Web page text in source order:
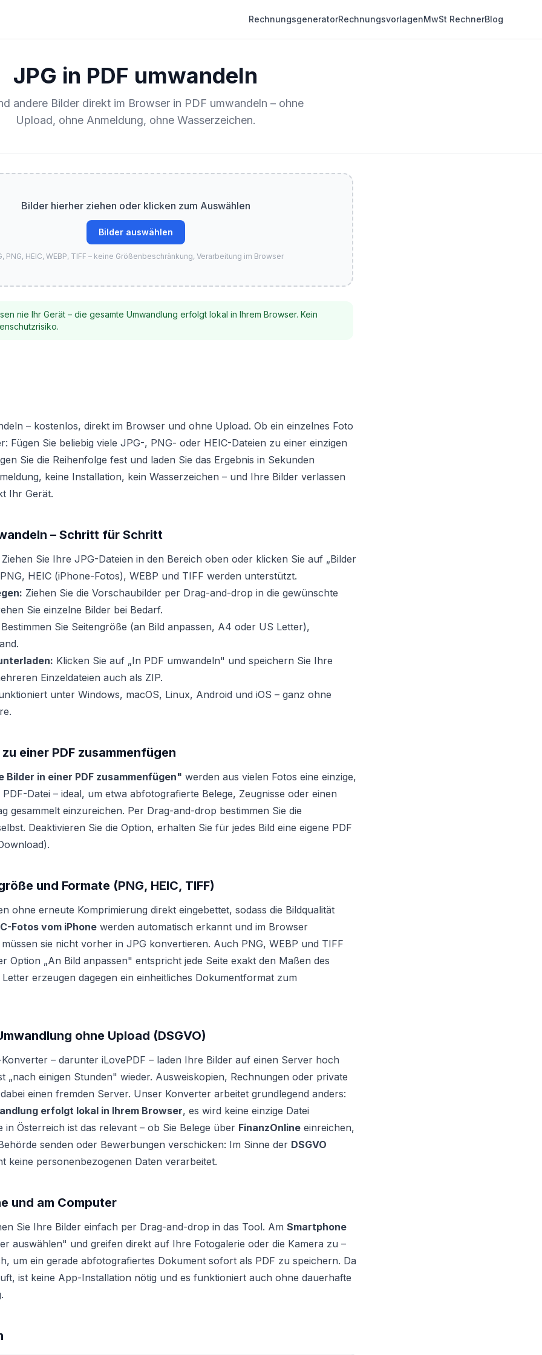
RechnungsgeneratorRechnungsvorlagenMwSt RechnerBlog
JPG in PDF umwandeln
andere Bilder direkt im Browser in PDF umwandeln – ohne
Upload, ohne Anmeldung, ohne Wasserzeichen.
Bilder hierher ziehen oder klicken zum Auswählen
Bilder auswählen
PNG, HEIC, WEBP, TIFF – keine Größenbeschränkung, Verarbeitung im Browser
nie Ihr Gerät – die gesamte Umwandlung erfolgt lokal in Ihrem Browser. Kein
– kostenlos, direkt im Browser und ohne Upload. Ob ein einzelnes Foto
Fügen Sie beliebig viele JPG-, PNG- oder HEIC-Dateien zu einer einzigen
Sie die Reihenfolge fest und laden Sie das Ergebnis in Sekunden
keine Installation, kein Wasserzeichen – und Ihre Bilder verlassen
Ihr Gerät.
– Schritt für Schritt
Sie Ihre JPG-Dateien in den Bereich oben oder klicken Sie auf „Bilder
HEIC (iPhone-Fotos), WEBP und TIFF werden unterstützt.
Ziehen Sie die Vorschaubilder per Drag-and-drop in die gewünschte
Sie einzelne Bilder bei Bedarf.
Sie Seitengröße (an Bild anpassen, A4 oder US Letter),
Klicken Sie auf „In PDF umwandeln" und speichern Sie Ihre
Einzeldateien auch als ZIP.
unter Windows, macOS, Linux, Android und iOS – ganz ohne
einer PDF zusammenfügen
Bilder in einer PDF zusammenfügen" werden aus vielen Fotos eine einzige,
Datei – ideal, um etwa abfotografierte Belege, Zeugnisse oder einen
gesammelt einzureichen. Per Drag-and-drop bestimmen Sie die
Deaktivieren Sie die Option, erhalten Sie für jedes Bild eine eigene PDF
und Formate (PNG, HEIC, TIFF)
ohne erneute Komprimierung direkt eingebettet, sodass die Bildqualität
Fotos vom iPhone werden automatisch erkannt und im Browser
sie nicht vorher in JPG konvertieren. Auch PNG, WEBP und TIFF
Option „An Bild anpassen" entspricht jede Seite exakt den Maßen des
erzeugen dagegen ein einheitliches Dokumentformat zum
ohne Upload (DSGVO)
– darunter iLovePDF – laden Ihre Bilder auf einen Server hoch
„nach einigen Stunden" wieder. Ausweiskopien, Rechnungen oder private
einen fremden Server. Unser Konverter arbeitet grundlegend anders:
erfolgt lokal in Ihrem Browser, es wird keine einzige Datei
in Österreich ist das relevant – ob Sie Belege über FinanzOnline einreichen,
senden oder Bewerbungen verschicken: Im Sinne der DSGVO
keine personenbezogenen Daten verarbeitet.
und am Computer
Sie Ihre Bilder einfach per Drag-and-drop in das Tool. Am Smartphone
auswählen" und greifen direkt auf Ihre Fotogalerie oder die Kamera zu –
um ein gerade abfotografiertes Dokument sofort als PDF zu speichern. Da
ist keine App-Installation nötig und es funktioniert auch ohne dauerhafte